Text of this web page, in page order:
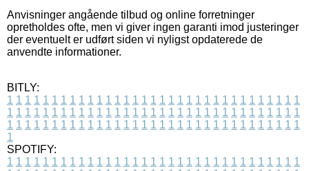
Anvisninger angående tilbud og online forretninger
opretholdes ofte, men vi giver ingen garanti imod justeringer
der eventuelt er udført siden vi nyligst opdaterede de
anvendte informationer.
BITLY:
1 1 1 1 1 1 1 1 1 1 1 1 1 1 1 1 1 1 1 1 1 1 1 1 1 1 1 1 1 1 1 1 1
1 1 1 1 1 1 1 1 1 1 1 1 1 1 1 1 1 1 1 1 1 1 1 1 1 1 1 1 1 1 1 1 1
1 1 1 1 1 1 1 1 1 1 1 1 1 1 1 1 1 1 1 1 1 1 1 1 1 1 1 1 1 1 1 1 1
1
SPOTIFY:
1 1 1 1 1 1 1 1 1 1 1 1 1 1 1 1 1 1 1 1 1 1 1 1 1 1 1 1 1 1 1 1 1